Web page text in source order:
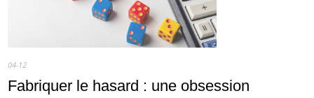
04-12
Fabriquer le hasard : une obsession